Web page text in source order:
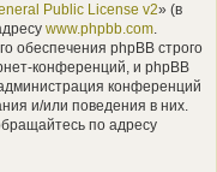
Public License v2» (в
www.phpbb.com.
обеспечения phpBB строго
конференций, и phpBB
конференций
и/или поведения в них.
по адресу